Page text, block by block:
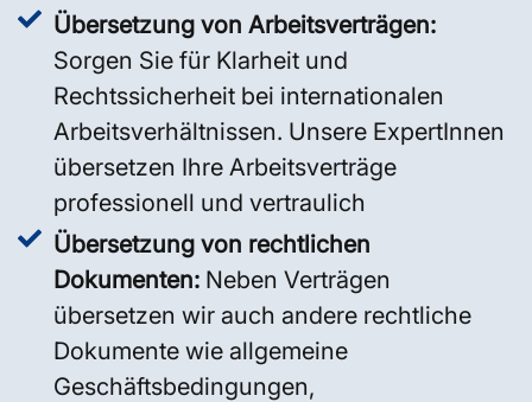
Übersetzung von Arbeitsverträgen:
Sorgen Sie für Klarheit und
Rechtssicherheit bei internationalen
Arbeitsverhältnissen. Unsere ExpertInnen
übersetzen Ihre Arbeitsverträge
professionell und vertraulich
Übersetzung von rechtlichen
Dokumenten: Neben Verträgen
übersetzen wir auch andere rechtliche
Dokumente wie allgemeine
Geschäftsbedingungen,